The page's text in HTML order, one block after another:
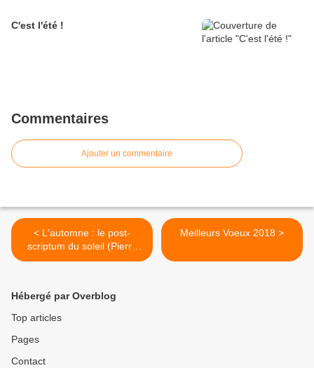
C'est l'été !
Commentaires
Ajouter un commentaire
< L'automne : le post-
scriptum du soleil (Pierre
Véron)
Meilleurs Voeux 2018 >
Hébergé par Overblog
Top articles
Pages
Contact